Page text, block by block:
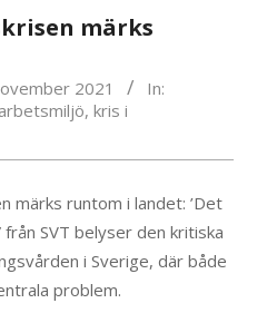
märks
2021
In:
arbetsmiljö, kris i
märks runtom i landet: ’Det
SVT belyser den kritiska
i Sverige, där både
problem.